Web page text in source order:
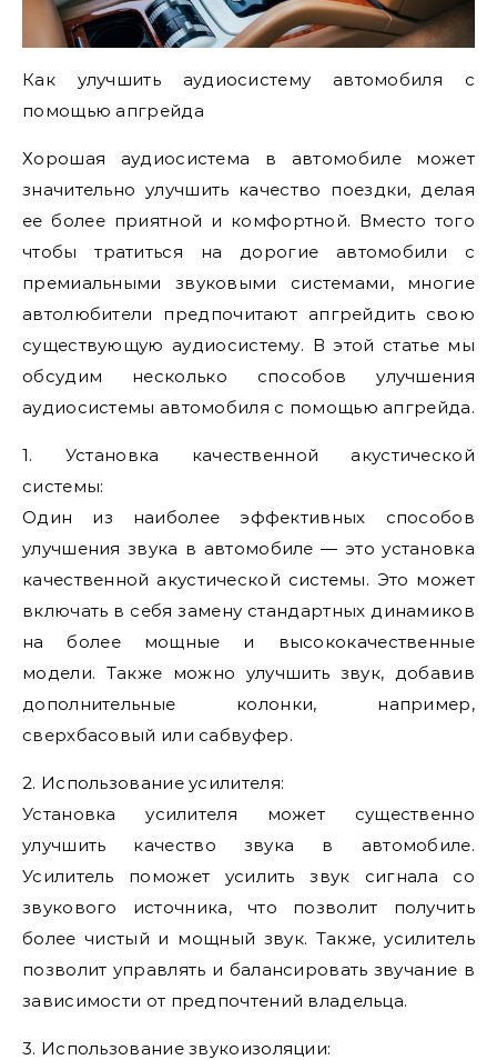
Как улучшить аудиосистему автомобиля с
помощью апгрейда
Хорошая аудиосистема в автомобиле может
значительно улучшить качество поездки, делая
ее более приятной и комфортной. Вместо того
чтобы тратиться на дорогие автомобили с
премиальными звуковыми системами, многие
автолюбители предпочитают апгрейдить свою
существующую аудиосистему. В этой статье мы
обсудим несколько способов улучшения
аудиосистемы автомобиля с помощью апгрейда.
1. Установка качественной акустической
системы:
Один из наиболее эффективных способов
улучшения звука в автомобиле — это установка
качественной акустической системы. Это может
включать в себя замену стандартных динамиков
на более мощные и высококачественные
модели. Также можно улучшить звук, добавив
дополнительные колонки, например,
сверхбасовый или сабвуфер.
2. Использование усилителя:
Установка усилителя может существенно
улучшить качество звука в автомобиле.
Усилитель поможет усилить звук сигнала со
звукового источника, что позволит получить
более чистый и мощный звук. Также, усилитель
позволит управлять и балансировать звучание в
зависимости от предпочтений владельца.
3. Использование звукоизоляции: